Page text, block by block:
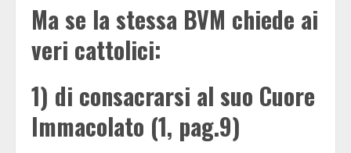
Ma se la stessa BVM chiede ai
veri cattolici:
1) di consacrarsi al suo Cuore
Immacolato (1, pag.9)